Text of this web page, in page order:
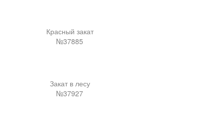
Красный закат
№37885
Закат в лесу
№37927